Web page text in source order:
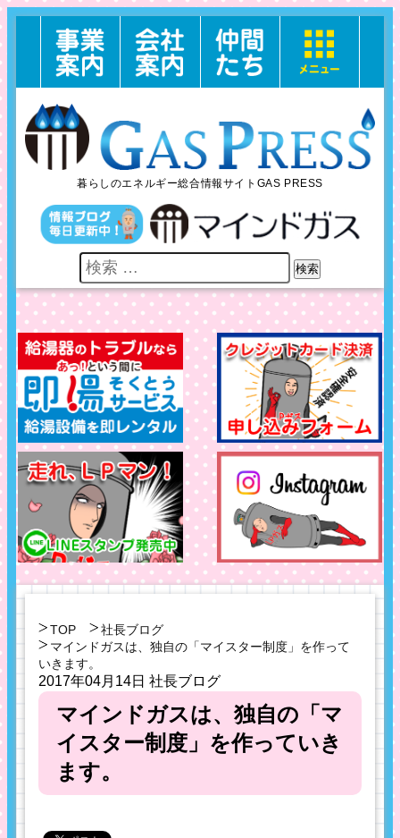
暮らしのエネルギー総合情報サイトGAS PRESS
検索
TOP
社長ブログ
マインドガスは、独自の「マイスター制度」を作って
いきます。
2017年04月14日 社長ブログ
マインドガスは、独自の「マ
イスター制度」を作っていき
ます。